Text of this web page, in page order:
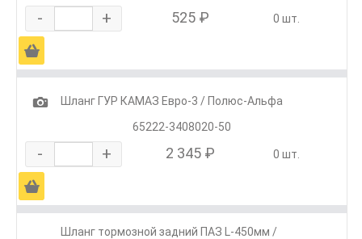
- + 525 ₽ 0 шт.
Ä
1
Шланг ГУР КАМАЗ Евро-3 / Полюс-Альфа
65222-3408020-50
- + 2 345 ₽ 0 шт.
Ä
Шланг тормозной задний ПАЗ L-450мм /